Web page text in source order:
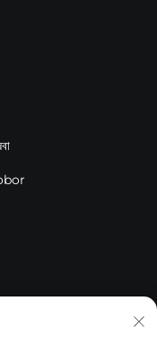
টাউন, লিবেই গ্রাম